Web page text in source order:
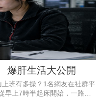
爆肝生活大公開
上班有多操？1名網友在社群平
早上7時半起床開始，一路忙